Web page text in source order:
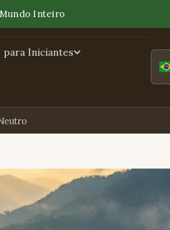
Inteiro
Iniciantes